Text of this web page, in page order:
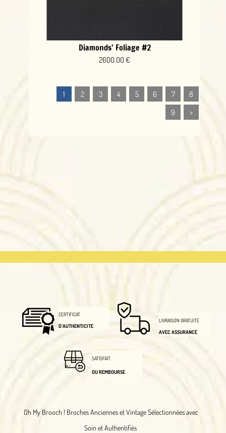
Oh My Brooch ! Broches Anciennes et Vintage Sélectionnées avec
Soin et Authentifiés
CERTIFICAT
D'AUTHENTICITE
LIVRAISON GRATUITE
AVEC ASSURANCE
SATISFAIT
OU REMBOURSE
Diamonds' Foliage #2
2600.00 €
1 2 3 4 5 6 7
8
9
>